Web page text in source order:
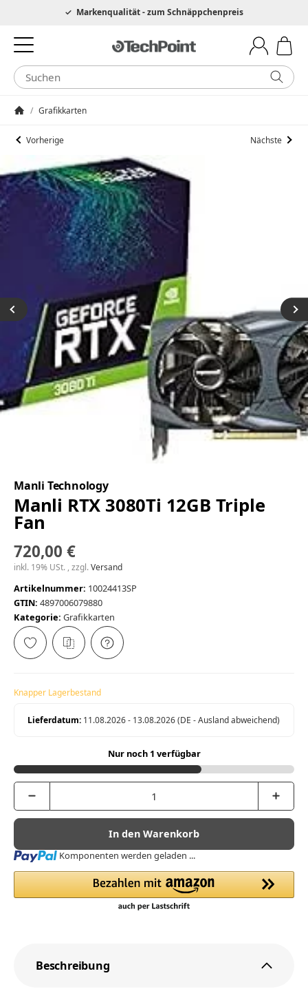
Hotline 0049 6205 3079975Markenqualität - zum Schnäppchenpreis
/ Grafikkarten
Vorherige Nächste
Manli Technology
Manli RTX 3080Ti 12GB Triple
Fan
720,00 €
inkl. 19% USt. , zzgl.Versand
Artikelnummer: 10024413SP
GTIN: 4897006079880
Kategorie: Grafikkarten
Knapper Lagerbestand
Lieferdatum: 11.08.2026 - 13.08.2026(DE - Ausland abweichend)
Nur noch 1 verfügbar
In den Warenkorb
Loading... Komponenten werden geladen ...
Beschreibung